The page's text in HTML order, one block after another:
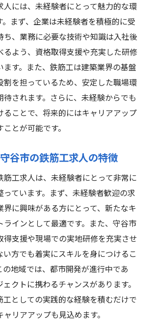
リアを未経験から茨城県守谷市で
ら鉄筋工キャリアを守谷市で始め
鉄筋工キャリアを未経験から築く
が守谷市で鉄筋工キャリアをスタ
る理由
験談
ら守谷市で鉄筋工キャリアを始め
者が守谷市で鉄筋工キャリアをスタ
メリット
験から鉄筋工として高収入を目指
ら守谷市で鉄筋工として高収入を
の鉄筋工求人未経験者が高収入を目
人には、未経験者にとって魅力的な環
まず、企業は未経験者を積極的に受
ち、業務に必要な技術や知識は入社後
るよう、資格取得支援や充実した研修
す。また、鉄筋工は建築業界の基盤
割を担っているため、安定した職場環
されます。さらに、未経験からでも
ることで、将来的にはキャリアアップ
とが可能です。
谷市の鉄筋工求人の特徴
工求人は、未経験者にとって非常に
ています。まず、未経験者歓迎の求
に興味がある方にとって、新たなキ
ラインとして最適です。また、守谷市
得支援や現場での実地研修を充実させ
い方でも着実にスキルを身につけるこ
の地域では、都市開発が進行中であ
クトに携わるチャンスがあります。
工としての実践的な経験を積むだけで
リアアップも見込めます。